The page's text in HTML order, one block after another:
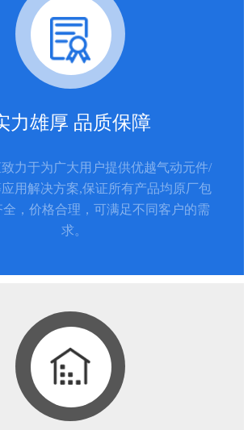
力雄厚 品质保障
力于为广大用户提供优越气动元件/
用解决方案,保证所有产品均原厂包
全，价格合理，可满足不同客户的需
求。